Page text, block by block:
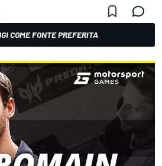
COME FONTE PREFERITA